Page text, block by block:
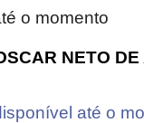
o momento
NETO
até o